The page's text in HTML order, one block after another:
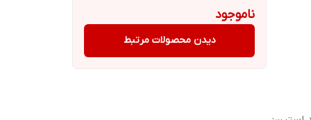
ناموجود
دیدن محصولات مرتبط